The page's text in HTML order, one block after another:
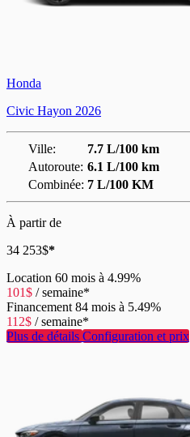
Honda
Civic Hayon 2026
Ville:
7.7 L/100 km
Autoroute: 6.1 L/100 km
Combinée: 7 L/100 KM
À partir de
34 253$*
Location 60 mois à 4.99%
101$ /semaine*
Financement 84 mois à 5.49%
112$ /semaine*
Plus de détails Configuration et prix